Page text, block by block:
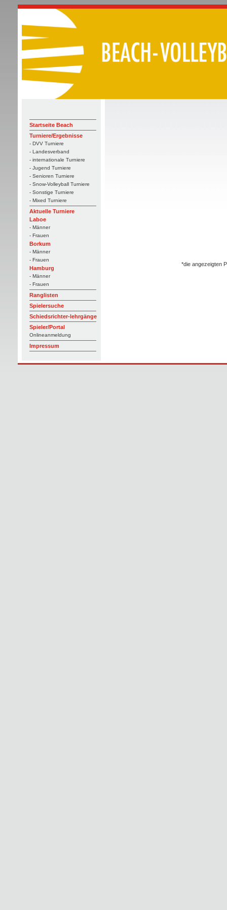
Startseite Beach
Turniere/Ergebnisse
- DVV Turniere
- Landesverband
- internationale Turniere
- Jugend Turniere
- Senioren Turniere
- Snow-Volleyball Turniere
- Sonstige Turniere
- Mixed Turniere
Aktuelle Turniere
Laboe
- Männer
- Frauen
Borkum
- Männer
- Frauen
Hamburg
- Männer
- Frauen
Ranglisten
Spielersuche
Schiedsrichter-lehrgänge
Spieler/Portal
Onlineanmeldung
Impressum
*die angezeigten